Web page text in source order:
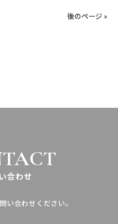
後のページ »
合わせ
い合わせください。